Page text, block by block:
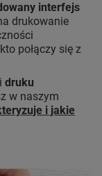
interfejs
drukowanie
połączy się z
druku
w naszym
i jakie